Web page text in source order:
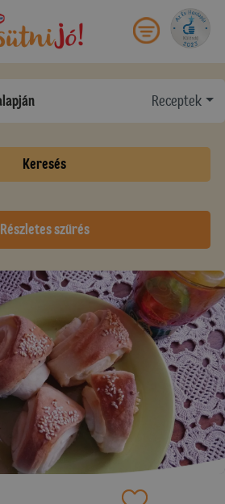
Receptek
Keresés
Részletes szűrés